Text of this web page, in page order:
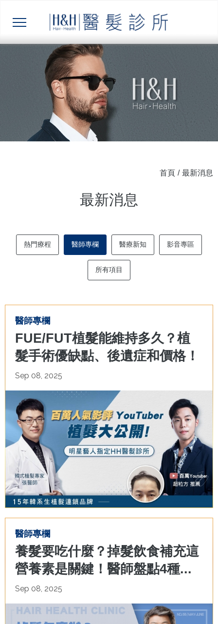
最新消息
首頁 / 最新消息
熱門療程 醫師專欄 醫療新知 影音專區
所有項目
醫師專欄
FUE/FUT植髮能維持多久？植
髮手術優缺點、後遺症和價格！
Sep 08, 2025
醫師專欄
養髮要吃什麼？掉髮飲食補充這
營養素是關鍵！醫師盤點4種...
Sep 08, 2025